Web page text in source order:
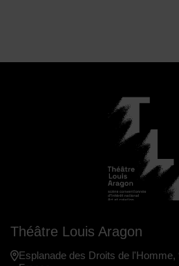
Théâtre Louis Aragon
Esplanade des Droits de l'Homme,